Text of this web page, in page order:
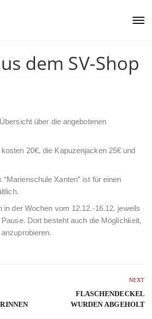
dem SV-Shop
über die angebotenen
20€, die Kapuzenjacken 25€ und
Xanten” ist für einen
in der Wochen vom 12.12.-16.12. jeweils
Dort besteht auch die Möglichkeit,
NEXT
FLASCHENDECKEL
WURDEN ABGEHOLT